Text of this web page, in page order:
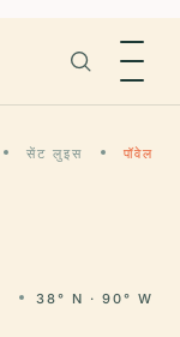
सेंट लुइस
पॉवेल
38° N · 90° W